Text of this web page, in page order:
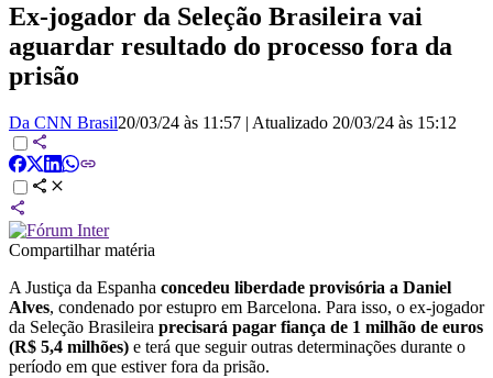
Ex-jogador da Seleção Brasileira vai
aguardar resultado do processo fora da
prisão
Da CNN Brasil20/03/24 às 11:57 | Atualizado 20/03/24 às 15:12
Compartilhar matéria
A Justiça da Espanha concedeu liberdade provisória a Daniel
Alves, condenado por estupro em Barcelona. Para isso, o ex-jogador
da Seleção Brasileira precisará pagar fiança de 1 milhão de euros
(R$ 5,4 milhões) e terá que seguir outras determinações durante o
período em que estiver fora da prisão.